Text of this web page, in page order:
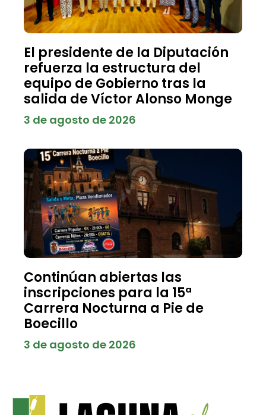
El presidente de la Diputación
refuerza la estructura del
equipo de Gobierno tras la
salida de Víctor Alonso Monge
3 de agosto de 2026
Continúan abiertas las
inscripciones para la 15ª
Carrera Nocturna a Pie de
Boecillo
3 de agosto de 2026